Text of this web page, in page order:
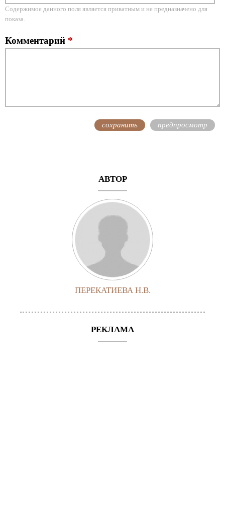
Содержимое данного поля является приватным и не предназначено для
показа.
Комментарий *
АВТОР
ПЕРЕКАТИЕВА Н.В.
РЕКЛАМА